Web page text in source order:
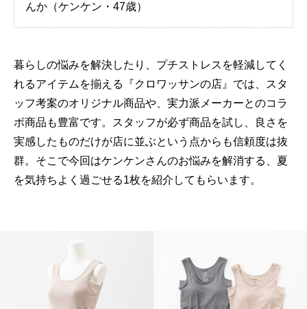
んか（ケンケン・47歳）
暮らしの悩みを解決したり、プチストレスを軽減してく
れるアイテムを揃える『クロワッサンの店』では、スタ
ッフ考案のオリジナル商品や、実力派メーカーとのコラ
ボ商品も豊富です。スタッフが必ず商品を試し、良さを
実感したものだけが店に並ぶという点からも信頼度は抜
群。そこで今回はケンケンさんのお悩みを解消する、夏
を気持ちよく過ごせる1枚を紹介してもらいます。